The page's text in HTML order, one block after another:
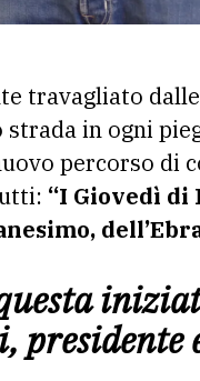
strada in ogni
percorso di
“I Giovedì di
presidente